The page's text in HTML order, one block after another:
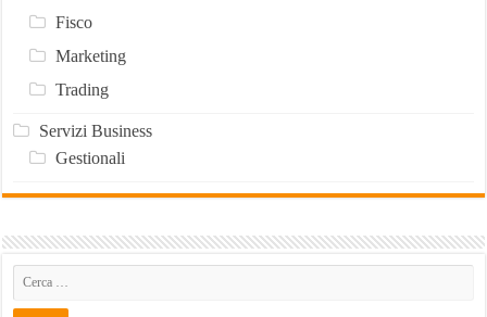
Fisco
Marketing
Trading
Servizi Business
Gestionali